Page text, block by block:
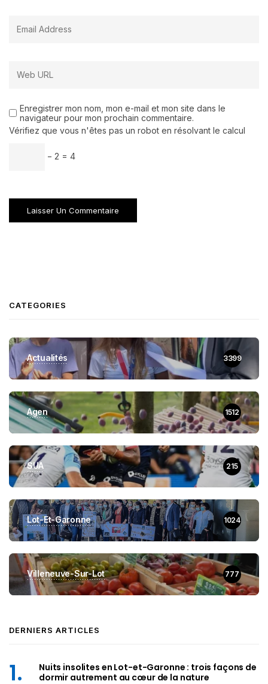
Enregistrer mon nom, mon e-mail et mon site dans le
navigateur pour mon prochain commentaire.
Vérifiez que vous n'êtes pas un robot en résolvant le calcul
− 2 = 4
CATEGORIES
Actualités 3399
Agen 1512
SUA 215
Lot-Et-Garonne 1024
Villeneuve-Sur-Lot 777
DERNIERS ARTICLES
Nuits insolites en Lot-et-Garonne : trois façons de
dormir autrement au cœur de la nature